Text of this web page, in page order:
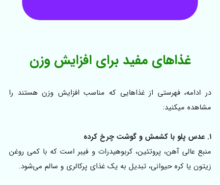
غذاهای مفید برای افزایش وزن
در ادامه، فهرستی از غذاهایی که مناسب افزایش وزن هستند را
مشاهده میکنید:
۱. عدس پلو با کشمش و گوشت چرخ کرده
منبع عالی آهن، پروتئین، کربوهیدرات و فیبر است که با کمی روغن
زیتون یا کره حیوانی، تبدیل به یک غذای پرکالری و سالم می‌شود.